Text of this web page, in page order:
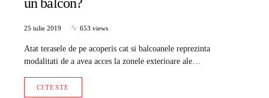
25 iulie 2019 653 views
Atat terasele de pe acoperis cat si balcoanele reprezinta
modalitati de a avea acces la zonele exterioare ale…
CITESTE